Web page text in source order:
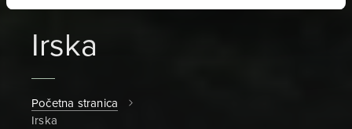
Irska
Početna stranica
Irska